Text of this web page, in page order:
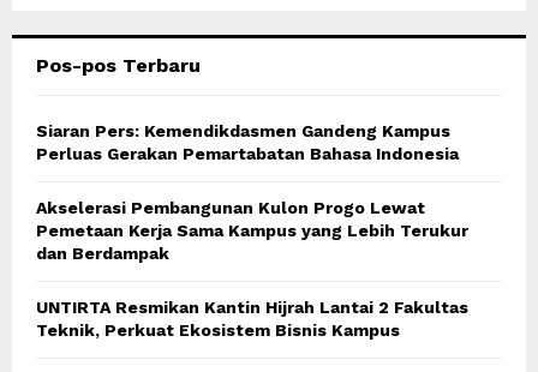
Pos-pos Terbaru
Siaran Pers: Kemendikdasmen Gandeng Kampus
Perluas Gerakan Pemartabatan Bahasa Indonesia
Akselerasi Pembangunan Kulon Progo Lewat
Pemetaan Kerja Sama Kampus yang Lebih Terukur
dan Berdampak
UNTIRTA Resmikan Kantin Hijrah Lantai 2 Fakultas
Teknik, Perkuat Ekosistem Bisnis Kampus